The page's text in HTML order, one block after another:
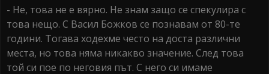
- Не, това не е вярно. Не знам защо се спекулира с
това нещо. С Васил Божков се познавам от 80-те
години. Тогава ходехме често на доста различни
места, но това няма никакво значение. След това
той си пое по неговия път. С него си имаме